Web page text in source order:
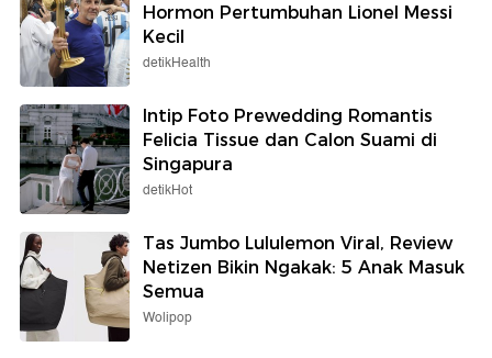
Hormon Pertumbuhan Lionel Messi
Kecil
detikHealth
Intip Foto Prewedding Romantis
Felicia Tissue dan Calon Suami di
Singapura
detikHot
Tas Jumbo Lululemon Viral, Review
Netizen Bikin Ngakak: 5 Anak Masuk
Semua
Wolipop